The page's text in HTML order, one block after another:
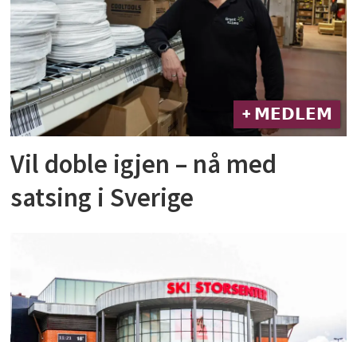
+ 𝗠𝗘𝗗𝗟𝗘𝗠
Vil doble igjen – nå med
satsing i Sverige